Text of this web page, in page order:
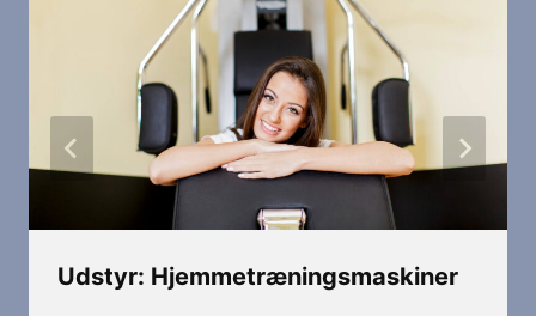
Udstyr: Hjemmetræningsmaskiner